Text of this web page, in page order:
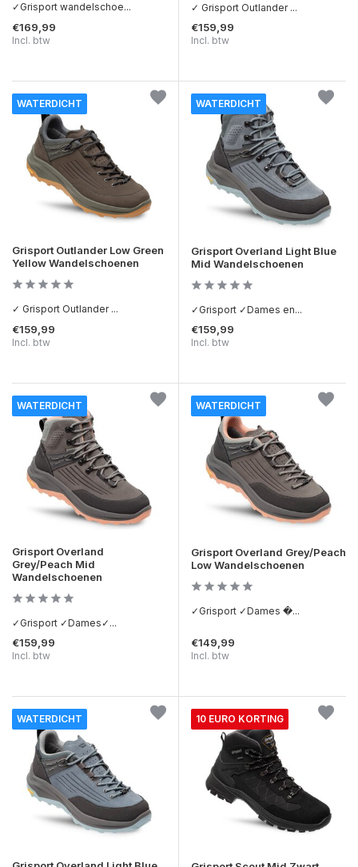
✓Grisport wandelschoe...
€169,99
Incl. btw
✓ Grisport Outlander ...
€159,99
Incl. btw
WATERDICHT
Grisport Outlander Low Green
Yellow Wandelschoenen
✓ Grisport Outlander ...
€159,99
Incl. btw
WATERDICHT
Grisport Overland Light Blue
Mid Wandelschoenen
✓Grisport ✓Dames en...
€159,99
Incl. btw
WATERDICHT
Grisport Overland
Grey/Peach Mid
Wandelschoenen
✓Grisport ✓Dames✓...
€159,99
Incl. btw
WATERDICHT
Grisport Overland Grey/Peach
Low Wandelschoenen
✓Grisport ✓Dames �...
€149,99
Incl. btw
WATERDICHT 10 EURO KORTING